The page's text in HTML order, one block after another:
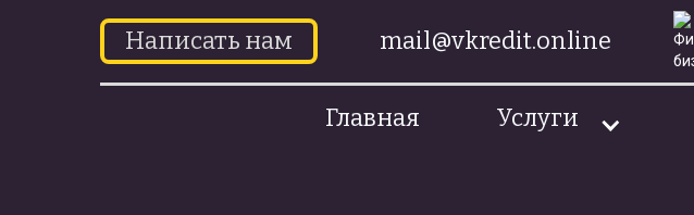
Написать нам mail@vkredit.online
Главная Услуги